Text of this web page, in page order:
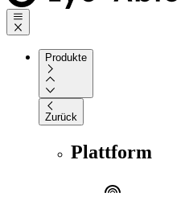
Produkte
Zurück
Plattform